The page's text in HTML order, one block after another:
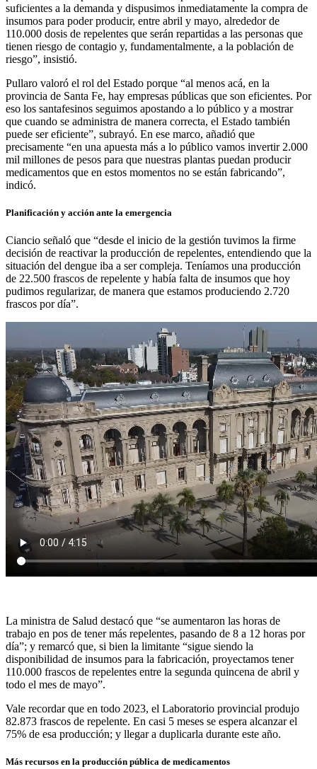
suficientes a la demanda y dispusimos inmediatamente la compra de
insumos para poder producir, entre abril y mayo, alrededor de
110.000 dosis de repelentes que serán repartidas a las personas que
tienen riesgo de contagio y, fundamentalmente, a la población de
riesgo”, insistió.
Pullaro valoró el rol del Estado porque “al menos acá, en la
provincia de Santa Fe, hay empresas públicas que son eficientes. Por
eso los santafesinos seguimos apostando a lo público y a mostrar
que cuando se administra de manera correcta, el Estado también
puede ser eficiente”, subrayó. En ese marco, añadió que
precisamente “en una apuesta más a lo público vamos invertir 2.000
mil millones de pesos para que nuestras plantas puedan producir
medicamentos que en estos momentos no se están fabricando”,
indicó.
Planificación y acción ante la emergencia
Ciancio señaló que “desde el inicio de la gestión tuvimos la firme
decisión de reactivar la producción de repelentes, entendiendo que la
situación del dengue iba a ser compleja. Teníamos una producción
de 22.500 frascos de repelente y había falta de insumos que hoy
pudimos regularizar, de manera que estamos produciendo 2.720
frascos por día”.
La ministra de Salud destacó que “se aumentaron las horas de
trabajo en pos de tener más repelentes, pasando de 8 a 12 horas por
día”; y remarcó que, si bien la limitante “sigue siendo la
disponibilidad de insumos para la fabricación, proyectamos tener
110.000 frascos de repelentes entre la segunda quincena de abril y
todo el mes de mayo”.
Vale recordar que en todo 2023, el Laboratorio provincial produjo
82.873 frascos de repelente. En casi 5 meses se espera alcanzar el
75% de esa producción; y llegar a duplicarla durante este año.
Más recursos en la producción pública de medicamentos